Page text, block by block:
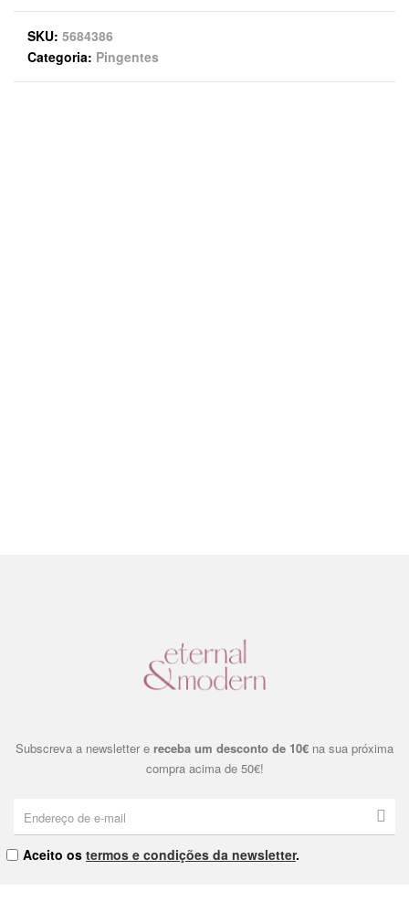
SKU 5684386
Categoria Pingentes
Subscreva a newsletter e receba um desconto de 10€ na sua próxima
compra acima de 50€!
Aceito os termos e condições da newsletter.